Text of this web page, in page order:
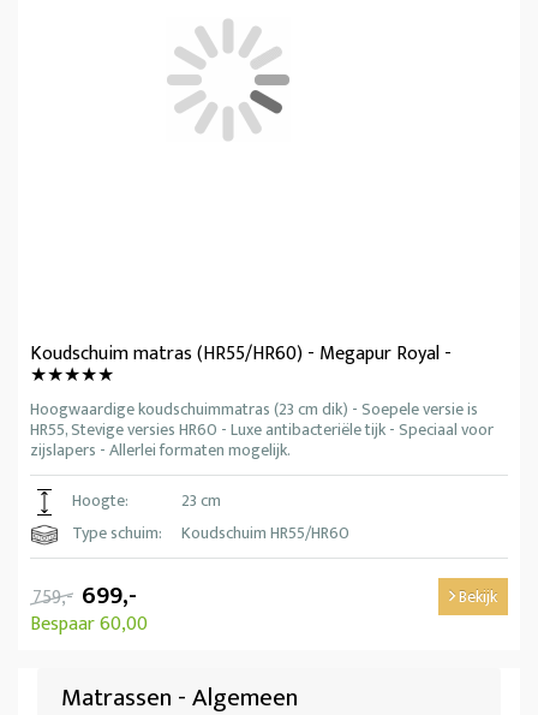
Koudschuim matras (HR55/HR60) - Megapur Royal -
★★★★★
Hoogwaardige koudschuimmatras (23 cm dik) - Soepele versie is
HR55, Stevige versies HR60 - Luxe antibacteriële tijk - Speciaal voor
zijslapers - Allerlei formaten mogelijk.
Hoogte:
23 cm
Type schuim:
Koudschuim HR55/HR60
759,- 699,-
Bespaar 60,00
Bekijk
Matrassen - Algemeen